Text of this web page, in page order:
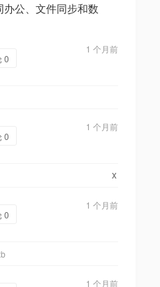
公、文件同步和数
1 个月前
0
1 个月前
0
x
1 个月前
0
1 个月前